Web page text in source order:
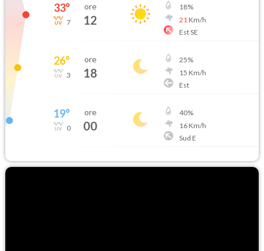
33°
7
ore
12
18%
21 Km/h
Est SE
26°
3
ore
18
25%
15 Km/h
Est
19°
0
ore
00
40%
16Km/h
Sud E